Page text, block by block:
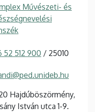
Művészeti- és
52 512 900 / 25010
Hajdúböszörmény,
István utca 1-9.